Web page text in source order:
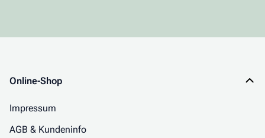
Online-Shop
Impressum
AGB & Kundeninfo